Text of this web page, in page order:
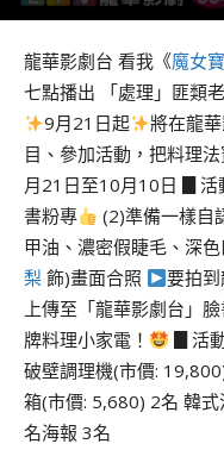
龍華影劇台 看我《魔女
七點播出 「處理」匪類
9月21日起
將在龍
目、參加活動，把料理
月21日至10月10日 ▊活
書粉專
(2)準備一樣自
甲油、濃密假睫毛、深
梨 飾)畫面合照 要拍
上傳至「龍華影劇台」
牌料理小家電！
▊活
破壁調理機(市價:
箱(市價: 5,680) 2名 韓
名海報 3名